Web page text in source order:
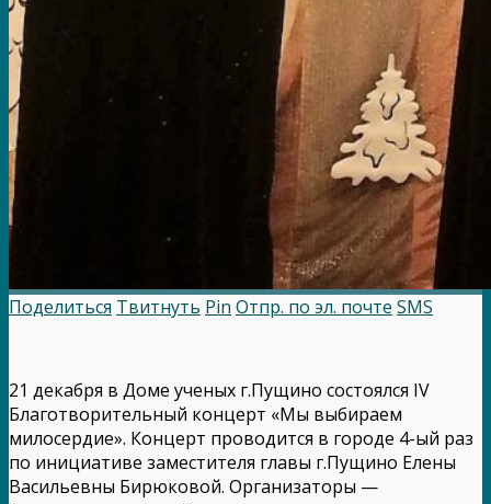
Поделиться Твитнуть Pin Отпр. по эл. почте SMS
21 декабря в Доме ученых г.Пущино состоялся IV
Благотворительный концерт «Мы выбираем
милосердие». Концерт проводится в городе 4-ый раз
по инициативе заместителя главы г.Пущино Елены
Васильевны Бирюковой. Организаторы —